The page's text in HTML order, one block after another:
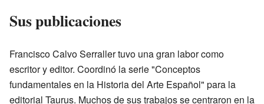
Sus publicaciones
Francisco Calvo Serraller tuvo una gran labor como
escritor y editor. Coordinó la serie "Conceptos
fundamentales en la Historia del Arte Español" para la
editorial Taurus. Muchos de sus trabajos se centraron en la